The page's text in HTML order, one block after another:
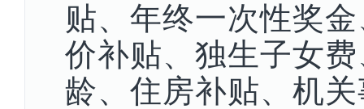
贴、年终一次性奖
价补贴、独生子女
龄、住房补贴、机